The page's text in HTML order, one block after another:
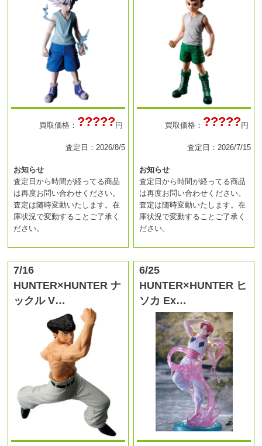
買取価格： ?????円
査定日：2026/8/5
お知らせ
査定日から時間が経ってる商品
は再度お問い合わせください。
査定は随時変動いたします。在
庫状況で変動することご了承く
ださい。
買取価格： ?????円
査定日：2026/7/15
お知らせ
査定日から時間が経ってる商品
は再度お問い合わせください。
査定は随時変動いたします。在
庫状況で変動することご了承く
ださい。
7/16
HUNTER×HUNTER ナ
ックル V…
6/25
HUNTER×HUNTER ヒ
ソカ Ex…